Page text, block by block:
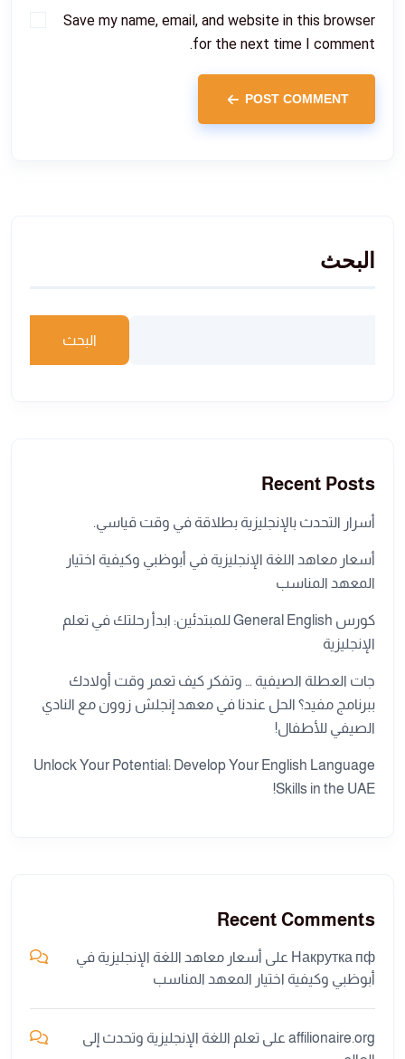
Save my name, email, and website in this browser
for the next time I comment.
POST COMMENT
البحث
البحث
Recent Posts
أسرار التحدث بالإنجليزية بطلاقة في وقت قياسي.
أسعار معاهد اللغة الإنجليزية في أبوظبي وكيفية اختيار
المعهد المناسب
كورس General English للمبتدئين: ابدأ رحلتك في تعلم
الإنجليزية
جات العطلة الصيفية … وتفكر كيف تعمر وقت أولادك
ببرنامج مفيد؟ الحل عندنا في معهد إنجلش زوون مع النادي
الصيفي للأطفال!
Unlock Your Potential: Develop Your English Language
Skills in the UAE!
Recent Comments
Накрутка пф على أسعار معاهد اللغة الإنجليزية في
أبوظبي وكيفية اختيار المعهد المناسب
affilionaire.org على تعلم اللغة الإنجليزية وتحدث إلى